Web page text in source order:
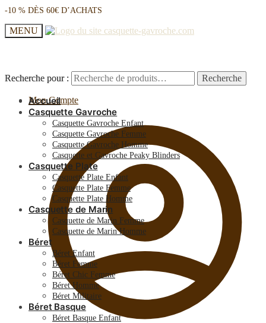
-10 % DÈS 60€ D’ACHATS
MENU
Recherche pour : Recherche
Mon Compte
Recherche pour : Recherche
Accueil
Casquette Gavroche
Casquette Gavroche Enfant
Casquette Gavroche Femme
Casquette Gavroche Homme
Casquette et Gavroche Peaky Blinders
Casquette Plate
Casquette Plate Enfant
Casquette Plate Femme
Casquette Plate Homme
Casquette de Marin
Casquette de Marin Femme
Casquette de Marin Homme
Béret
Béret Enfant
Béret Femme
Béret Chic Femme
Béret Homme
Béret Militaire
Béret Basque
Béret Basque Enfant